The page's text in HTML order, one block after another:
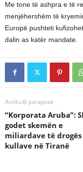
Me tone të ashpra e të
menjëhershëm të
Europë pushteti
dalin as katër mandate.
Artikulli paraprak
“Korporata Aruba”:
godet skemën e
miliardave të
kullave në Tiranë